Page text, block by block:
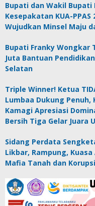
Bupati dan Wakil Bupati
Kesepakatan KUA-
Wujudkan Minsel Maju
Bupati Franky Wongkar
Juta Bantuan
Selatan
Triple Winner! Ketua
Lumbaa Dukung Penuh,
Kamagi Apresiasi
Bersih Tiga Gelar Juara
Sidang Perdata
Likbar, Rampung,
Mafia Tanah dan